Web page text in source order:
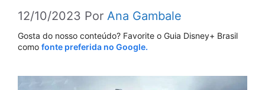
12/10/2023 Por Ana Gambale
Gosta do nosso conteúdo? Favorite o Guia Disney+ Brasil
como fonte preferida no Google.